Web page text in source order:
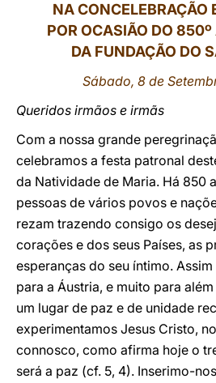
NA CONCELEBRAÇÃO
POR OCASIÃO DO
DA FUNDAÇÃO DO
Sábado, 8 de
Queridos irmãos e irmãs
Com a nossa grande
celebramos a festa patronal
da Natividade de Maria. Há 850
pessoas de vários povos e
rezam trazendo consigo os
corações e dos seus Países, as
esperanças do seu íntimo.
para a Áustria, e muito para
um lugar de paz e de unidade
experimentamos Jesus Cristo,
connosco, como afirma hoje o
será a paz (cf. 5, 4). Inserimo-